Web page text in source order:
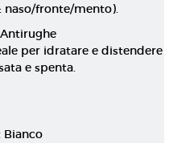
naso/fronte/mento).
per idratare e distendere
e spenta.
Bianco